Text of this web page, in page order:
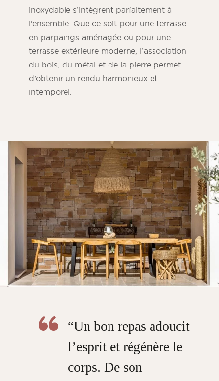
inoxydable s’intègrent parfaitement à
l’ensemble. Que ce soit pour une terrasse
en parpaings aménagée ou pour une
terrasse extérieure moderne, l’association
du bois, du métal et de la pierre permet
d’obtenir un rendu harmonieux et
intemporel.
“Un bon repas adoucit
l’esprit et régénère le
corps. De son